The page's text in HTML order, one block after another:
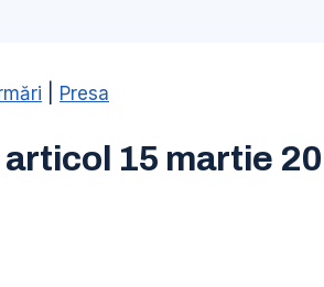
Presa
15 martie